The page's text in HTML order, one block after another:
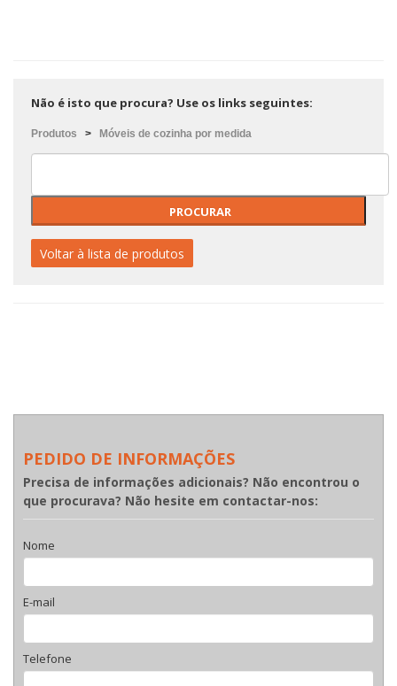
Não é isto que procura? Use os links seguintes:
Produtos > Móveis de cozinha por medida
Voltar à lista de produtos
PEDIDO DE INFORMAÇÕES
Precisa de informações adicionais? Não encontrou o
que procurava? Não hesite em contactar-nos:
Nome
E-mail
Telefone